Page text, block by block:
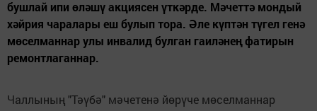
бушлай ипи өләшү акциясен үткәрде. Мәчеттә мондый
хәйрия чаралары еш булып тора. Әле күптән түгел генә
мөселманнар улы инвалид булган гаиләнең фатирын
ремонтлаганнар.
Чаллының "Тәүбә" мәчетенә йөрүче мөселманнар